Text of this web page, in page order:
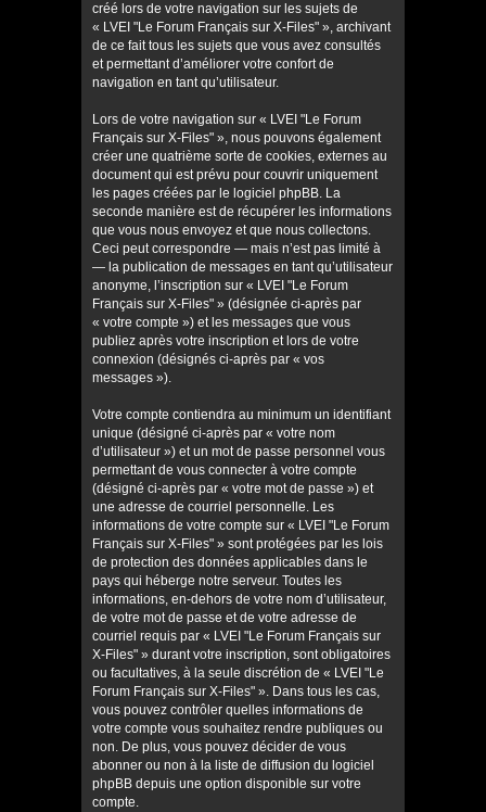
créé lors de votre navigation sur les sujets de
« LVEI "Le Forum Français sur X-Files" », archivant
de ce fait tous les sujets que vous avez consultés
et permettant d’améliorer votre confort de
navigation en tant qu’utilisateur.
Lors de votre navigation sur « LVEI "Le Forum
Français sur X-Files" », nous pouvons également
créer une quatrième sorte de cookies, externes au
document qui est prévu pour couvrir uniquement
les pages créées par le logiciel phpBB. La
seconde manière est de récupérer les informations
que vous nous envoyez et que nous collectons.
Ceci peut correspondre — mais n’est pas limité à
— la publication de messages en tant qu’utilisateur
anonyme, l’inscription sur « LVEI "Le Forum
Français sur X-Files" » (désignée ci-après par
« votre compte ») et les messages que vous
publiez après votre inscription et lors de votre
connexion (désignés ci-après par « vos
messages »).
Votre compte contiendra au minimum un identifiant
unique (désigné ci-après par « votre nom
d’utilisateur ») et un mot de passe personnel vous
permettant de vous connecter à votre compte
(désigné ci-après par « votre mot de passe ») et
une adresse de courriel personnelle. Les
informations de votre compte sur « LVEI "Le Forum
Français sur X-Files" » sont protégées par les lois
de protection des données applicables dans le
pays qui héberge notre serveur. Toutes les
informations, en-dehors de votre nom d’utilisateur,
de votre mot de passe et de votre adresse de
courriel requis par « LVEI "Le Forum Français sur
X-Files" » durant votre inscription, sont obligatoires
ou facultatives, à la seule discrétion de « LVEI "Le
Forum Français sur X-Files" ». Dans tous les cas,
vous pouvez contrôler quelles informations de
votre compte vous souhaitez rendre publiques ou
non. De plus, vous pouvez décider de vous
abonner ou non à la liste de diffusion du logiciel
phpBB depuis une option disponible sur votre
compte.